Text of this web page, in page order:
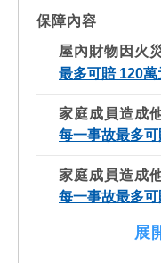
保障內容
屋內財物因火
最多可賠 120萬
家庭成員造成
每一事故最多
家庭成員造成
每一事故最多
展